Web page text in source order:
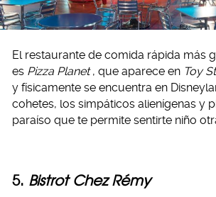
El restaurante de comida rápida más
es Pizza Planet , que aparece en Toy
y físicamente se encuentra en
cohetes, los simpáticos alienígenas y
paraíso que te permite sentirte niño
5. Bistrot Chez Rémy